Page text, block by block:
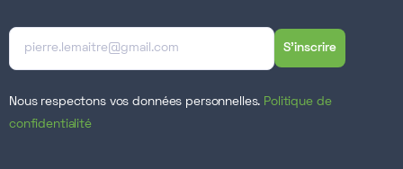
Nous respectons vos données personnelles. Politique de
confidentialité